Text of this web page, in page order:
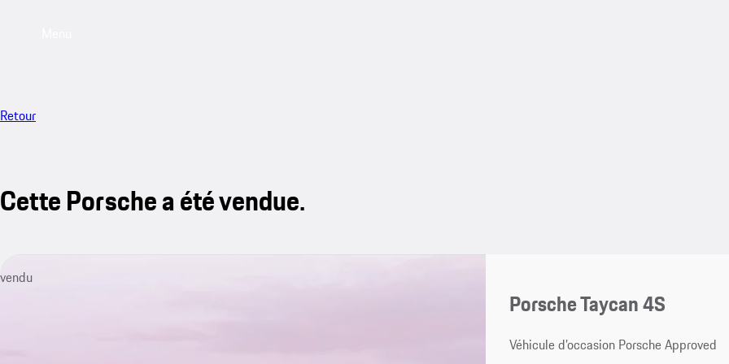
Retour
Cette Porsche a été vendue.
vendu
Porsche Taycan 4S
Véhicule d’occasion Porsche Approved